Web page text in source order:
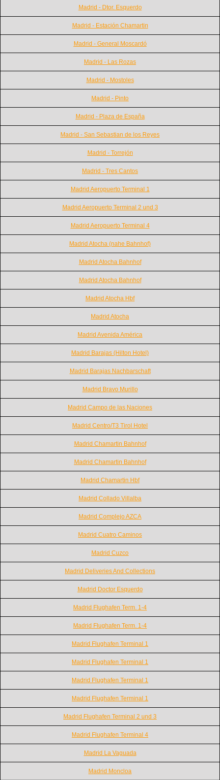
Madrid - Dtor. Esquerdo
Madrid - Estación Chamartin
Madrid - General Moscardó
Madrid - Las Rozas
Madrid - Mostoles
Madrid - Pinto
Madrid - Plaza de España
Madrid - San Sebastian de los Reyes
Madrid - Torrejón
Madrid - Tres Cantos
Madrid Aeropuerto Terminal 1
Madrid Aeropuerto Terminal 2 und 3
Madrid Aeropuerto Terminal 4
Madrid Atocha (nahe Bahnhof)
Madrid Atocha Bahnhof
Madrid Atocha Bahnhof
Madrid Atocha Hbf
Madrid Atocha
Madrid Avenida América
Madrid Barajas (Hilton Hotel)
Madrid Barajas Nachbarschaft
Madrid Bravo Murillo
Madrid Campo de las Naciones
Madrid Centro/T3 Tirol Hotel
Madrid Chamartin Bahnhof
Madrid Chamartin Bahnhof
Madrid Chamartin Hbf
Madrid Collado Villalba
Madrid Complejo AZCA
Madrid Cuatro Caminos
Madrid Cuzco
Madrid Deliveries And Collections
Madrid Doctor Esquerdo
Madrid Flughafen Term. 1-4
Madrid Flughafen Term. 1-4
Madrid Flughafen Terminal 1
Madrid Flughafen Terminal 1
Madrid Flughafen Terminal 1
Madrid Flughafen Terminal 1
Madrid Flughafen Terminal 2 und 3
Madrid Flughafen Terminal 4
Madrid La Vaguada
Madrid Moncloa